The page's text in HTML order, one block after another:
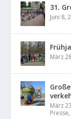
31.
Juni 8,
März
März
Presse,